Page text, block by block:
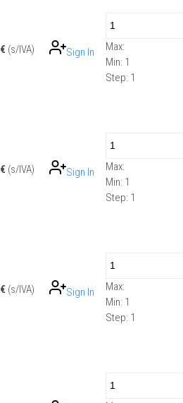
€ (s/IVA) Sign In
Max:
Min: 1
Step: 1
€ (s/IVA) Sign In
Max:
Min: 1
Step: 1
€ (s/IVA) Sign In
Max:
Min: 1
Step: 1